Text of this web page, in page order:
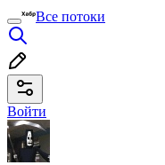
Все потоки
Войти